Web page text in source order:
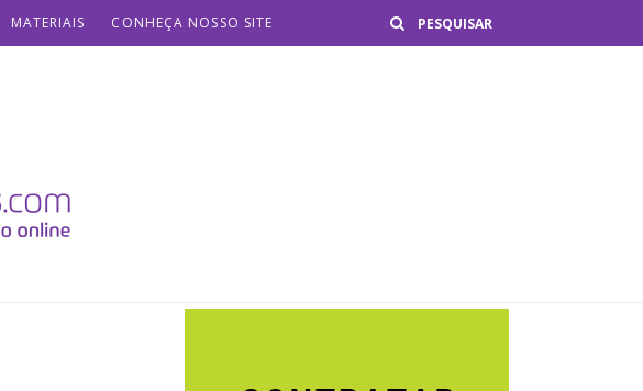
MATERIAIS CONHEÇA NOSSO SITE Buscar